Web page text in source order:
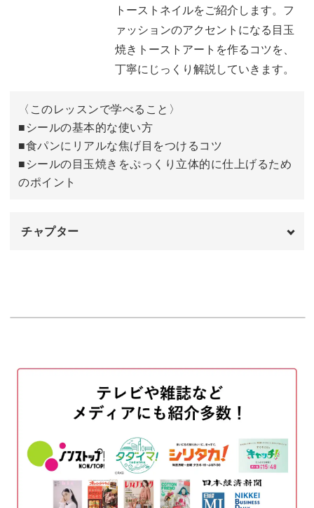
今回のレッスンでは、DAISY先生がプロデュースした「お
ちゃっぴーフォント サニーサイドアップ」を使って、ぷく
っと美味しそうな目玉焼きトーストのアートを作っていき
具体的には、
◆シールの基本的な使い方
◆食パンにリアルな焦げ目をつけるコツ
DAISY先生ならではのアートのコツを習得すれば、思わず
食べてしまいたくなるリアルで可愛い目玉焼きトーストが
シールを使えば、おどろくほど手軽に見映えのするアート
が出来上がるので、施術時間の短縮にも大いに役立ちま
トーストネイルをご紹介します。フ
ァッションのアクセントになる目玉
焼きトーストアートを作るコツを、
丁寧にじっくり解説していきます。
〈このレッスンで学べること〉
■シールの基本的な使い方
■食パンにリアルな焦げ目をつけるコツ
■シールの目玉焼きをぷっくり立体的に仕上げるため
のポイント
チャプター
パンの耳を描く
パンの耳に部分的に柄をつける
ステッカーを貼る 10:31
目玉焼きをぷっくりさせる